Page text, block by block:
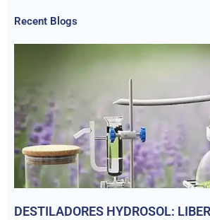
Recent Blogs
DESTILADORES HYDROSOL: